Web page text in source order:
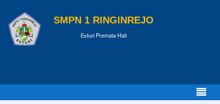
SMPN 1 RINGINREJO
Esturi Premata Hati